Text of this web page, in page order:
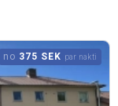
no 375 SEK par nakti